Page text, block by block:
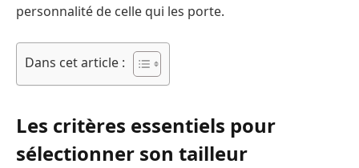
personnalité de celle qui les porte.
Dans cet article :
Les critères essentiels pour
sélectionner son tailleur